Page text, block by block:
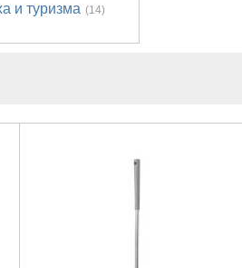
и туризма (14)